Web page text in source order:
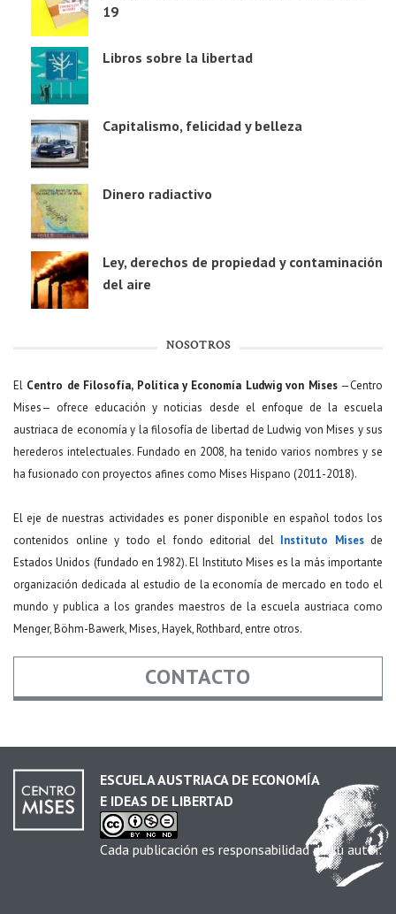
19
Libros sobre la libertad
Capitalismo, felicidad y belleza
Dinero radiactivo
Ley, derechos de propiedad y contaminación
del aire
NOSOTROS
El Centro de Filosofía, Política y Economía Ludwig von Mises—Centro
Mises— ofrece educación y noticias desde el enfoque de la escuela
austriaca de economía y la filosofía de libertad de Ludwig von Mises y sus
herederos intelectuales. Fundado en 2008, ha tenido varios nombres y se
ha fusionado con proyectos afines como Mises Hispano (2011-2018).
El eje de nuestras actividades es poner disponible en español todos los
contenidos online y todo el fondo editorial del Instituto Misesde
Estados Unidos (fundado en 1982). El Instituto Mises es la más importante
organización dedicada al estudio de la economía de mercado en todo el
mundo y publica a los grandes maestros de la escuela austriaca como
Menger, Böhm-Bawerk, Mises, Hayek, Rothbard, entre otros.
CONTACTO
Email *
ESCUELA AUSTRIACA DE ECONOMÍA
E IDEAS DE LIBERTAD
Cada publicación es responsabilidad de su autor.